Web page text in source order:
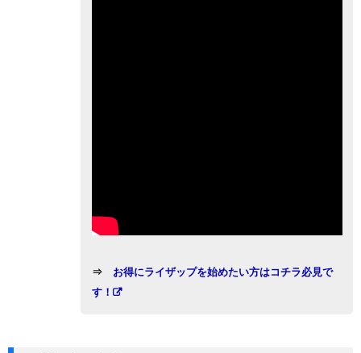
⇒
お得にライザップを始めたい方はコチラ必見で
す！